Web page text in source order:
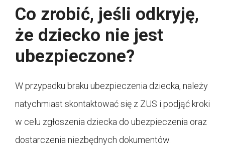
Co zrobić, jeśli odkryję,
że dziecko nie jest
ubezpieczone?
W przypadku braku ubezpieczenia dziecka, należy
natychmiast skontaktować się z ZUS i podjąć kroki
w celu zgłoszenia dziecka do ubezpieczenia oraz
dostarczenia niezbędnych dokumentów.